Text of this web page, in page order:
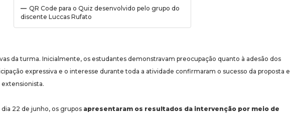
QR Code para o Quiz desenvolvido pelo grupo do
discente Luccas Rufato
da turma. Inicialmente, os estudantes demonstravam preocupação quanto à adesão dos
expressiva e o interesse durante toda a atividade confirmaram o sucesso da proposta e
dia 22 de junho, os grupos apresentaram os resultados da intervenção por meio de